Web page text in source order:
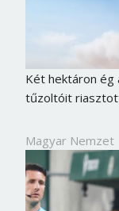
Két hektáron
tűzoltóit
Magyar Nemzet